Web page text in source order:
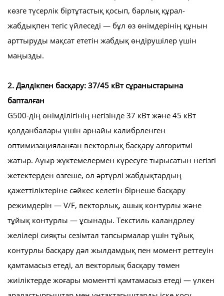
көзге түсерлік біртұтастық қосып, барлық құрал-
жабдықпен тегіс үйлеседі — бұл өз өнімдерінің құнын
арттыруды мақсат ететін жабдық өндірушілер үшін
маңызды.
2. Дәлдікпен басқару: 37/45 кВт сұраныстарына
бапталған
G500-дің өнімділігінің негізінде 37 кВт және 45 кВт
қолданбалары үшін арнайы калибрленген
оптимизацияланған векторлық басқару алгоритмі
жатыр. Ауыр жүктемелермен күресуге тырысатын негізгі
жетектерден өзгеше, ол әртүрлі жабдықтардың
қажеттіліктеріне сәйкес келетін бірнеше басқару
режимдерін — V/F, векторлық, ашық контурлы және
тұйық контурлы — ұсынады. Текстиль каландрлеу
желілері сияқты сезімтал тапсырмалар үшін тұйық
контурлы басқару дәл жылдамдық пен момент реттеуін
қамтамасыз етеді, ал векторлық басқару төмен
жиіліктерде жоғары моментті қамтамасыз етеді — үлкен